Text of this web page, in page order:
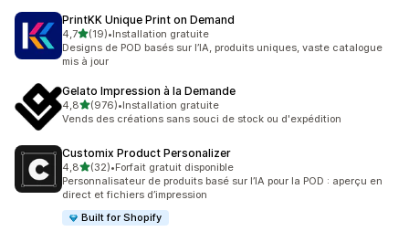
PrintKK Unique Print on Demand
4,7étoile(s) sur 5
(19)
19 avis au total
•Installation gratuite
Designs de POD basés sur l’IA, produits uniques, vaste catalogue
mis à jour
Gelato Impression à la Demande
4,8étoile(s) sur 5
(976)
976 avis au total
•Installation gratuite
Vends des créations sans souci de stock ou d'expédition
Customix Product Personalizer
4,8étoile(s) sur 5
(32)
32 avis au total
•Forfait gratuit disponible
Personnalisateur de produits basé sur l’IA pour la POD : aperçu en
direct et fichiers d’impression
Built for Shopify